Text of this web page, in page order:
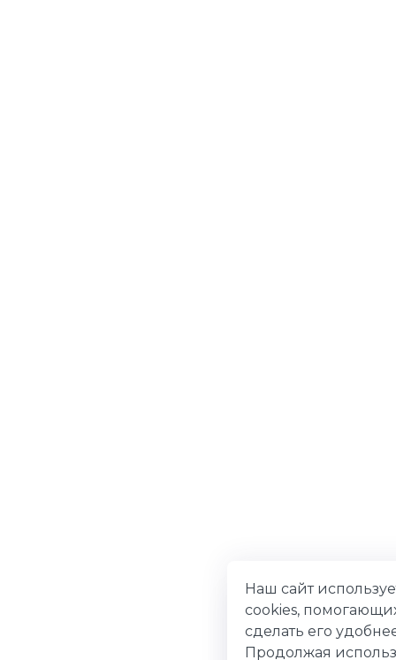
Наш сайт
cookies,
сделать его
Продолжая